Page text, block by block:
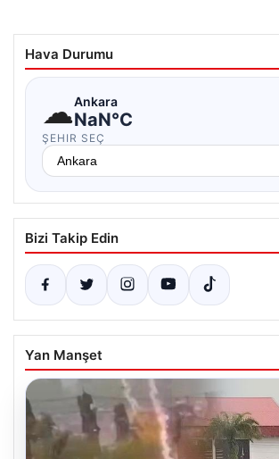
Hava Durumu
☁Ankara
NaN°C
ŞEHIR SEÇ
Bizi Takip Edin
Yan Manşet